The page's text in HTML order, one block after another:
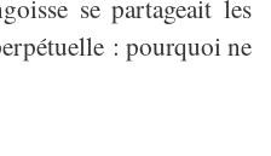
se partageait les
: pourquoi ne